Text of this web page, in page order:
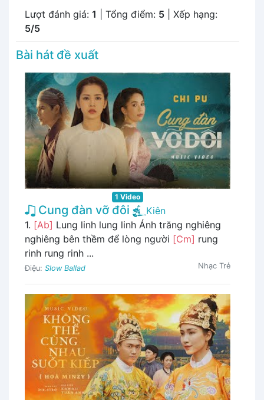
Lượt đánh giá: 1 | Tổng điểm: 5 | Xếp hạng:
5/5
Bài hát đề xuất
1 Video
Cung đàn vỡ đôi
Kiên
1. [Ab] Lung linh lung linh Ánh trăng nghiêng
nghiêng bên thềm để lòng người [Cm] rung
rinh rung rinh ...
Điệu: Slow Ballad Nhạc Trẻ